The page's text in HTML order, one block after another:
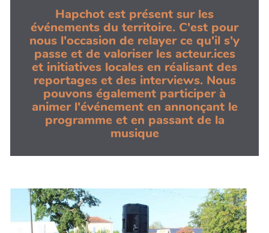
Hapchot est présent sur les
événements du territoire. C'est pour
nous l'occasion de relayer ce qu'il s'y
passe et de valoriser les acteur.ices
et initiatives locales en réalisant des
reportages et des interviews. Nous
pouvons également participer à
animer l'événement en annonçant le
programme et en passant de la
musique